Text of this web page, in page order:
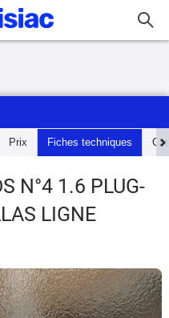
Prix Fiches techniques
N°4 1.6 PLUG-
LIGNE